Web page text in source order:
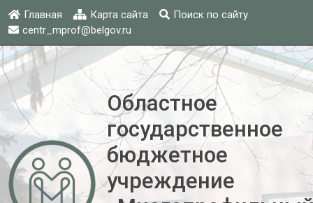
Главная Карта сайта
Поиск по сайту
centr_mprof@belgov.ru
Областное
государственное
бюджетное
учреждение